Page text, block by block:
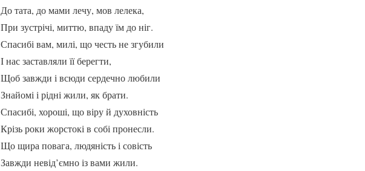
До тата, до мами лечу, мов лелека,
При зустрічі, миттю, впаду їм до ніг.
Спасибі вам, милі, що честь не згубили
І нас заставляли її берегти,
Щоб завжди і всюди сердечно любили
Знайомі і рідні жили, як брати.
Спасибі, хороші, що віру й духовність
Крізь роки жорстокі в собі пронесли.
Що щира повага, людяність і совість
Завжди невід’ємно із вами жили.